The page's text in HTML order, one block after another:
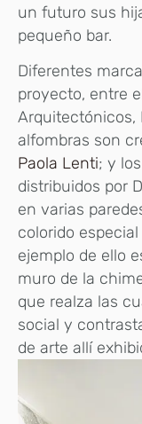
un futuro sus
pequeño bar.
Diferentes
proyecto, entre
Arquitectónicos,
alfombras son
Paola Lenti; y
distribuidos por
en varias
colorido
ejemplo de ello
muro de la
que realza las
social y
de arte allí